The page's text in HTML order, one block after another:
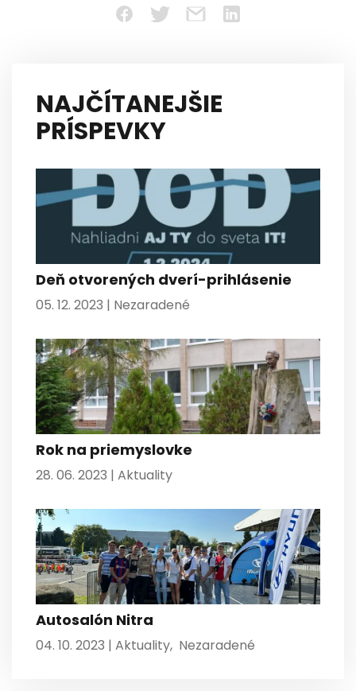
NAJČÍTANEJŠIE
PRÍSPEVKY
Deň otvorených dverí-prihlásenie
05. 12. 2023 | Nezaradené
Rok na priemyslovke
28. 06. 2023 | Aktuality
Autosalón Nitra
04. 10. 2023 | Aktuality, Nezaradené